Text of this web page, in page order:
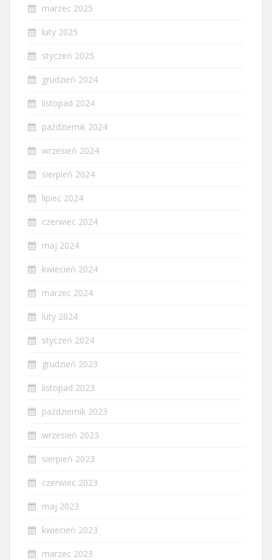
marzec 2025
luty 2025
styczeń 2025
grudzień 2024
listopad 2024
październik 2024
wrzesień 2024
sierpień 2024
lipiec 2024
czerwiec 2024
maj 2024
kwiecień 2024
marzec 2024
luty 2024
styczeń 2024
grudzień 2023
listopad 2023
październik 2023
wrzesień 2023
sierpień 2023
czerwiec 2023
maj 2023
kwiecień 2023
marzec 2023